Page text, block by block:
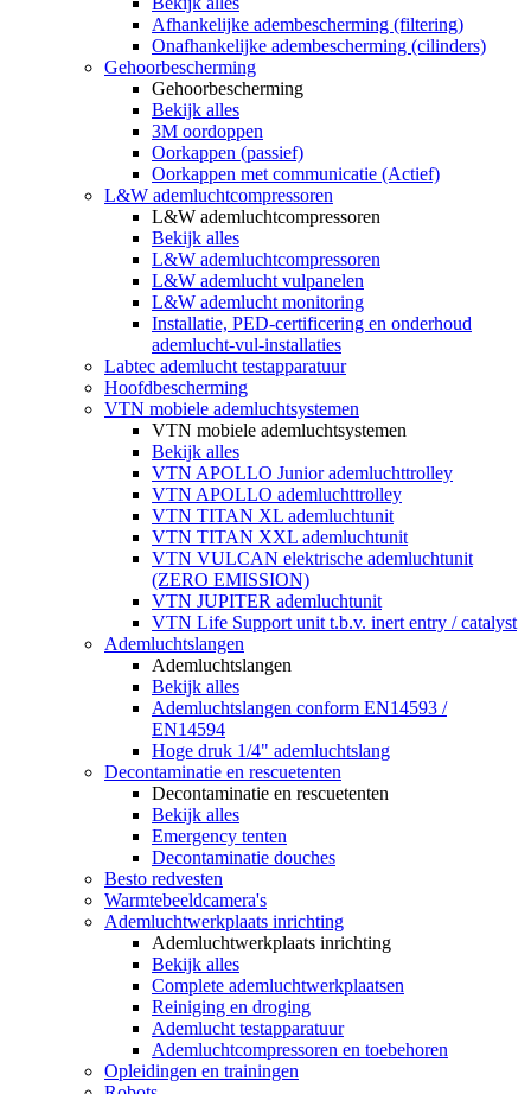
Afhankelijke adembescherming (filtering)
Onafhankelijke adembescherming (cilinders)
Gehoorbescherming
Gehoorbescherming
Bekijk alles
3M oordoppen
Oorkappen (passief)
Oorkappen met communicatie (Actief)
L&W ademluchtcompressoren
L&W ademluchtcompressoren
Bekijk alles
L&W ademluchtcompressoren
L&W ademlucht vulpanelen
L&W ademlucht monitoring
Installatie, PED-certificering en onderhoud
ademlucht-vul-installaties
Labtec ademlucht testapparatuur
Hoofdbescherming
VTN mobiele ademluchtsystemen
VTN mobiele ademluchtsystemen
Bekijk alles
VTN APOLLO Junior ademluchttrolley
VTN APOLLO ademluchttrolley
VTN TITAN XL ademluchtunit
VTN TITAN XXL ademluchtunit
VTN VULCAN elektrische ademluchtunit
(ZERO EMISSION)
VTN JUPITER ademluchtunit
VTN Life Support unit t.b.v. inert entry / catalyst
Ademluchtslangen
Ademluchtslangen
Bekijk alles
Ademluchtslangen conform EN14593 /
EN14594
Hoge druk 1/4" ademluchtslang
Decontaminatie en rescuetenten
Decontaminatie en rescuetenten
Bekijk alles
Emergency tenten
Decontaminatie douches
Besto redvesten
Warmtebeeldcamera's
Ademluchtwerkplaats inrichting
Ademluchtwerkplaats inrichting
Bekijk alles
Complete ademluchtwerkplaatsen
Reiniging en droging
Ademlucht testapparatuur
Ademluchtcompressoren en toebehoren
Opleidingen en trainingen